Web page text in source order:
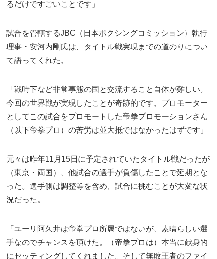
るだけですごいことです」
試合を管轄するJBC（日本ボクシングコミッション）執行
理事・安河内剛氏は、タイトル戦実現までの道のりについ
て語ってくれた。
「戦時下など非常事態の国と交流すること自体が難しい。
今回の世界戦が実現したことが奇跡的です。プロモーター
としてこの試合をプロモートした帝拳プロモーションさん
（以下帝拳プロ）の苦労は並大抵ではなかったはずです」
元々は昨年11月15日に予定されていたタイトル戦だったが
（東京・両国）、他試合の選手が負傷したことで延期とな
った。選手側は調整等を含め、試合に挑むことが大変な状
況だった。
「ユーリ阿久井は帝拳プロ所属ではないが、素晴らしい選
手なのでチャンスを頂けた。（帝拳プロは）本当に献身的
にセッティングしてくれました。そして無敗王者のファイ